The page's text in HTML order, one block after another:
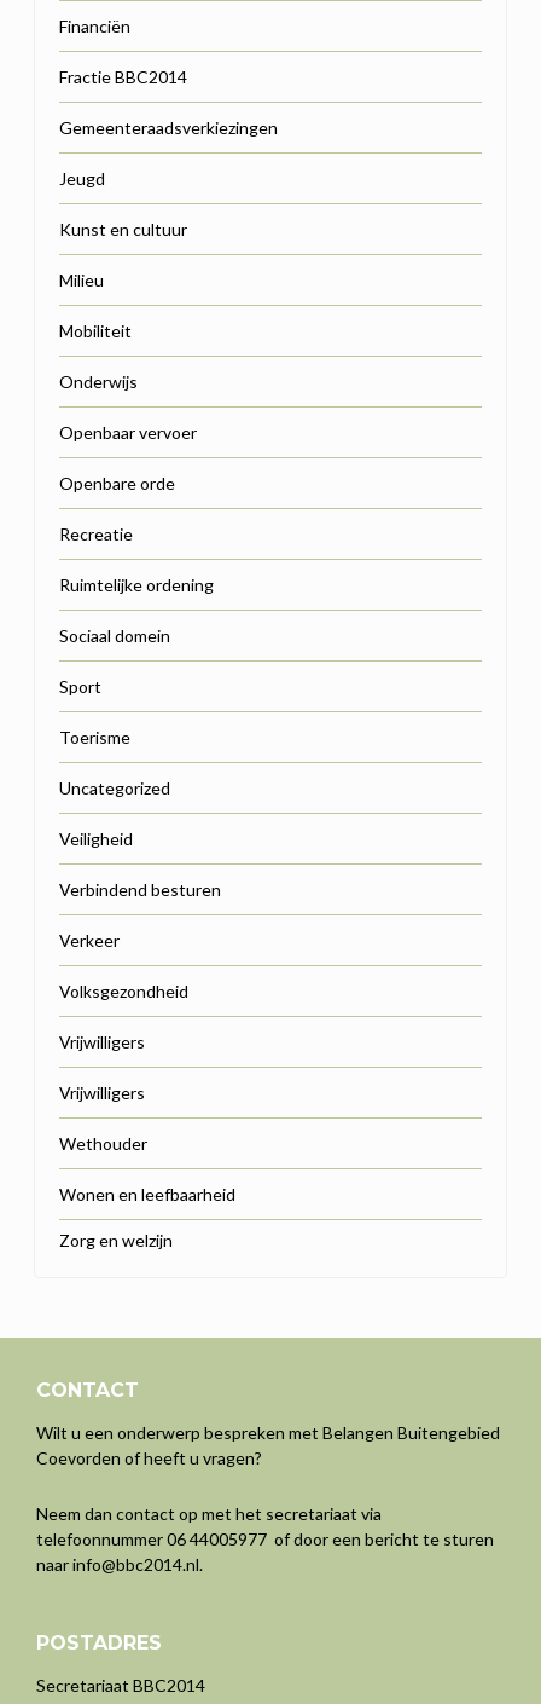
Financiën
Fractie BBC2014
Gemeenteraadsverkiezingen
Jeugd
Kunst en cultuur
Milieu
Mobiliteit
Onderwijs
Openbaar vervoer
Openbare orde
Recreatie
Ruimtelijke ordening
Sociaal domein
Sport
Toerisme
Uncategorized
Veiligheid
Verbindend besturen
Verkeer
Volksgezondheid
Vrijwilligers
Vrijwilligers
Wethouder
Wonen en leefbaarheid
Zorg en welzijn
CONTACT
Wilt u een onderwerp bespreken met Belangen Buitengebied
Coevorden of heeft u vragen?
Neem dan contact op met het secretariaat via
telefoonnummer 06 44005977 of door een bericht te sturen
naarinfo@bbc2014.nl.
POSTADRES
Secretariaat BBC2014